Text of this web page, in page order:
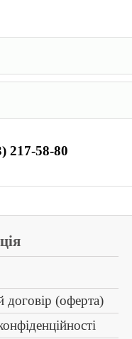
217-58-80
договір (оферта)